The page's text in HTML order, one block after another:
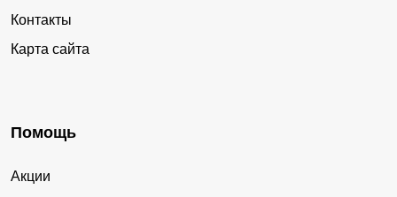
Контакты
Карта сайта
Помощь
Акции